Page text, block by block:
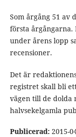
Som årgång 51 av
första årgångarna.
under årens lopp
recensioner.
Det är
registret skall bli
vägen till de dolda
halvsekelgamla
Publicerad: 2015-